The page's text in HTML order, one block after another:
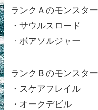
ランクＡのモンスター
・サウルスロード
・ボアソルジャー
ランクＢのモンスター
・スケアフレイル
・オークデビル